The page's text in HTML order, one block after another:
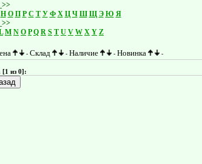
Н О П Р С Т У Ф Х Ц Ч Ш Щ Э Ю Я
M N O P Q R S T U V W X Y Z
- Склад - Наличие - Новинка -
[1 из 0]: